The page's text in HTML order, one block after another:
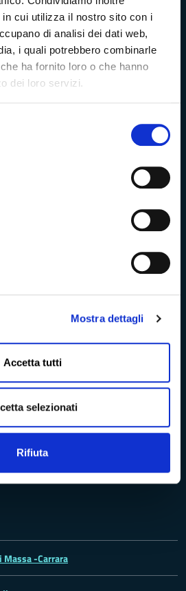
cui utilizza il nostro sito con i
di analisi dei dati web,
i quali potrebbero combinarle
ha fornito loro o che hanno
dei loro servizi.
Mostra dettagli
Accetta tutti
selezionati
Rifiuta
-Carrara